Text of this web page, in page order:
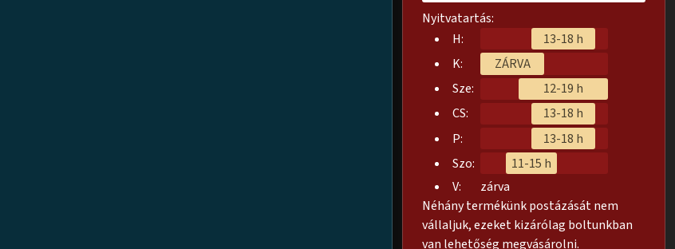
Nyitvatartás:
H:
13-18 h
K:
ZÁRVA
Sze:
12-19 h
CS:
13-18 h
P:
13-18 h
Szo:
11-15 h
V:
zárva
Néhány termékünk postázását nem
vállaljuk, ezeket kizárólag boltunkban
van lehetőség megvásárolni.